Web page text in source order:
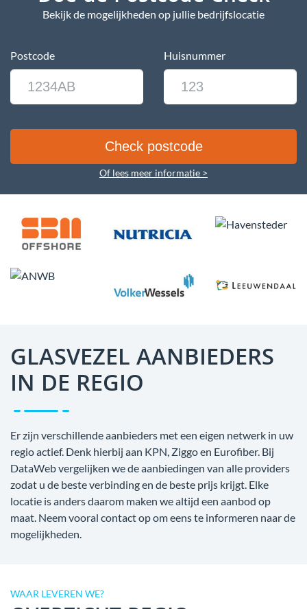
Bekijk de mogelijkheden op jullie bedrijfslocatie
Postcode Huisnummer
Of lees meer informatie >
GLASVEZEL AANBIEDERS
IN DE REGIO
Er zijn verschillende aanbieders met een eigen netwerk in uw
regio actief. Denk hierbij aan KPN, Ziggo en Eurofiber. Bij
DataWeb vergelijken we de aanbiedingen van alle providers
zodat u de beste verbinding en de beste prijs krijgt. Elke
locatie is anders daarom maken we altijd een aanbod op
maat. Neem vooral contact op om eens te informeren naar de
mogelijkheden.
WAAR LEVEREN WE?